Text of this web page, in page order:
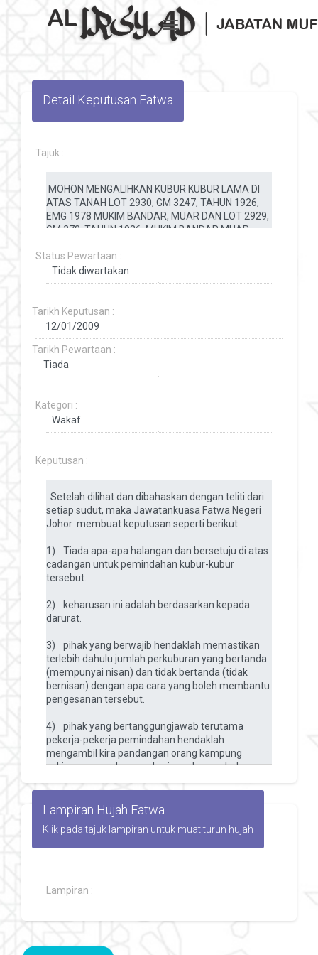
Toggle navigation
Detail Keputusan Fatwa
Tajuk :
Status Pewartaan :
Tarikh Keputusan :
Tarikh Pewartaan :
Kategori :
Keputusan :
Lampiran Hujah Fatwa
Klik pada tajuk lampiran untuk muat turun hujah
Lampiran :